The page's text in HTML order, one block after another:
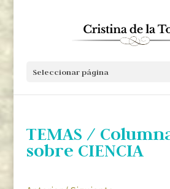
Seleccionar página
TEMAS /
sobre CIENCIA